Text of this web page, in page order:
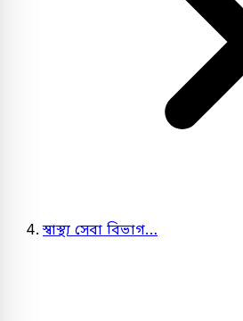
স্বাস্থ্য সেবা বিভাগ…